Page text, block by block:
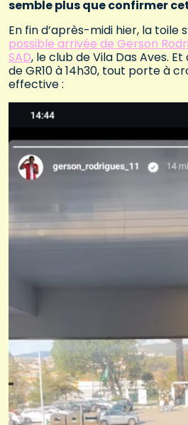
semble plus que confirmer
En fin d’après-midi hier, la toile
possible arrivée de Gerson
SAD, le club de Vila Das Aves.
de GR10 à 14h30, tout porte à
effective :